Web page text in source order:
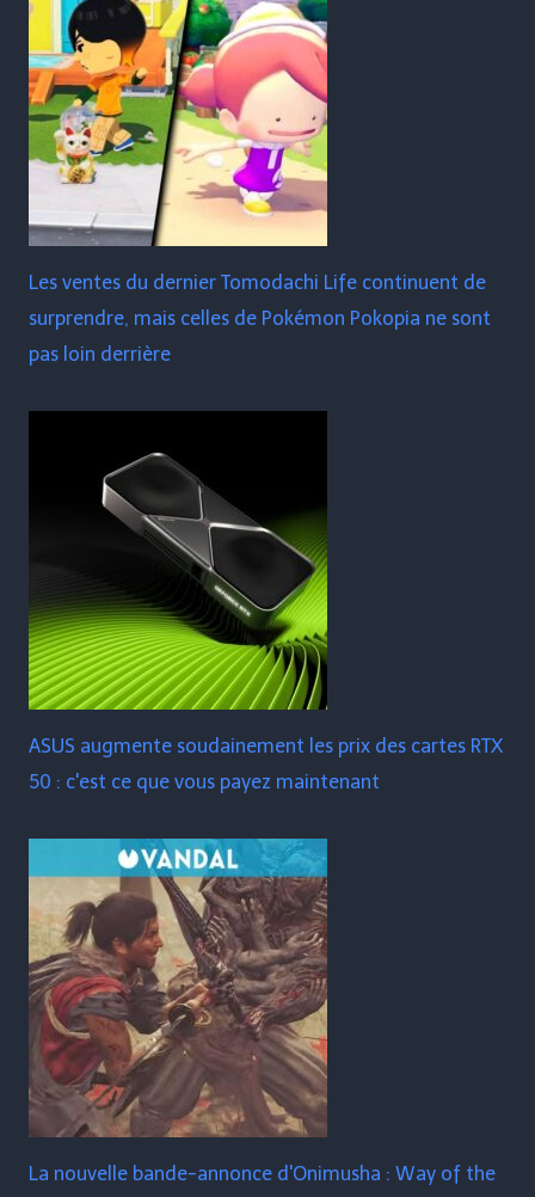
Les ventes du dernier Tomodachi Life continuent de
surprendre, mais celles de Pokémon Pokopia ne sont
pas loin derrière
ASUS augmente soudainement les prix des cartes RTX
50 : c'est ce que vous payez maintenant
La nouvelle bande-annonce d'Onimusha : Way of the